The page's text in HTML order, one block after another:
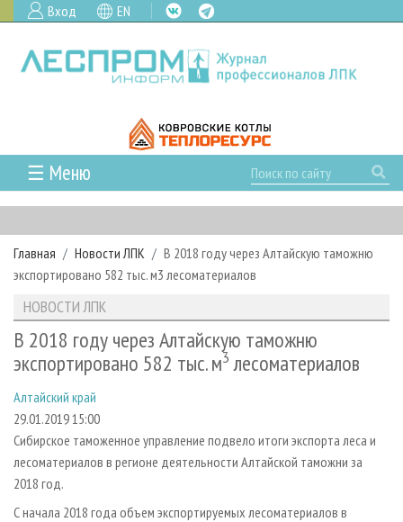
Вход EN
☰ Меню
ГЛАВНАЯ
РУБРИКИ И ТЕМЫ
РУБРИКИ ЖУРНАЛА
ЛЕСОЗАГОТОВКА
ЛЕСОПИЛЕНИЕ
СУШКА ДРЕВЕСИНЫ
ПРОИЗВОДСТВО ДРЕВЕСНЫХ ПЛИТ
ДЕРЕВЯННОЕ ДОМОСТРОЕНИЕ
ПРОИЗВОДСТВО МЕБЕЛИ
НОВОСТИ
НОВОСТИ ЛПК
НОВОСТИ ЖУРНАЛА
ПРОЕКТЫ ЛПИ
АНАЛИТИКА
ПРЕДПРИЯТИЯ ЛПК
ПЕРСОНЫ
МОБИЛЬНЫЕ ВЫСТАВКИ
ОФИЦИАЛЬНЫЕ ДЕЛЕГАЦИИ
ПРИОРИТЕТНЫЕ ИНВЕСТПРОЕКТЫ
АРХИВ
АРХИВ ЖУРНАЛОВ
О ЖУРНАЛЕ
ПОДПИСКА
КОНТАКТЫ
РЕКЛАМОДАТЕЛЯМ
РЕКЛАМА
РЕКЛАМА НА САЙТЕ
Главная Новости ЛПК
В 2018 году через Алтайскую таможню
экспортировано 582 тыс. м3 лесоматериалов
НОВОСТИ ЛПК
В 2018 году через Алтайскую таможню
экспортировано 582 тыс. м3 лесоматериалов
Алтайский край
29.01.2019 15:00
Сибирское таможенное управление подвело итоги экспорта леса и
лесоматериалов в регионе деятельности Алтайской таможни за
2018 год.
С начала 2018 года объем экспортируемых лесоматериалов в